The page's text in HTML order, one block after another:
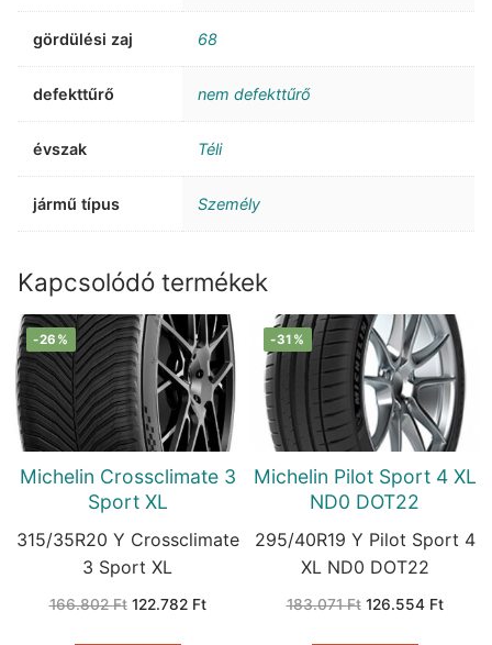
gördülési zaj 68
defekttűrő nem defekttűrő
évszak Téli
jármű típus Személy
Kapcsolódó termékek
-26%
Michelin Crossclimate 3
Sport XL
315/35R20 Y Crossclimate
3 Sport XL
166.802Ft Original
122.782 FtCurrent
-31%
Michelin Pilot Sport 4 XL
ND0 DOT22
295/40R19 Y Pilot Sport 4
XL ND0 DOT22
183.071Ft Original
126.554 Ft